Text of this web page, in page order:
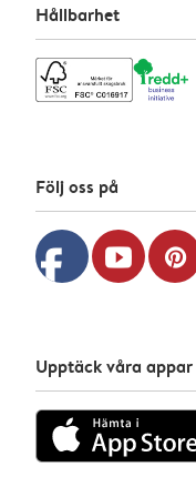
Hållbarhet
Följ oss på
facebook youtube pinterest
Upptäck våra appar